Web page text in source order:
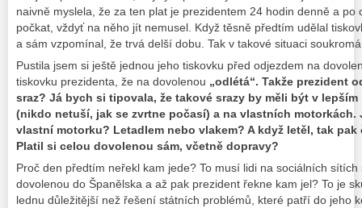
naivně myslela, že za ten plat je prezidentem 24 hodin denně a po
počkat, vždyť na něho jít nemusel. Když těsně předtím udělal
a sám vzpomínal, že trvá delší dobu. Tak v takové situaci
Pustila jsem si ještě jednou jeho tiskovku před odjezdem na
tiskovku prezidenta, že na dovolenou „odlétá“. Takže prezident
sraz? Já bych si tipovala, že takové srazy by měli být v
(nikdo netuší, jak se zvrtne počasí) a na vlastních motorkách.
vlastní motorku? Letadlem nebo vlakem? A když letěl, tak
Platil si celou dovolenou sám, včetně dopravy?
Proč den předtím neřekl kam jede? To musí lidi na sociálních
dovolenou do Španělska a až pak prezident řekne kam jel? To je
lednu důležitější než řešení státních problémů, které patří do jeho